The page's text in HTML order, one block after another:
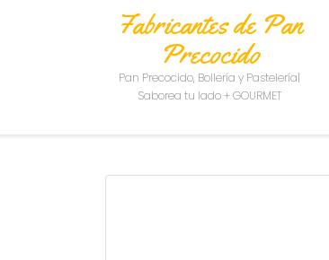
Fabricantes de Pan
Precocido
Pan Precocido, Bollería y Pastelería|
Saborea tu lado + GOURMET